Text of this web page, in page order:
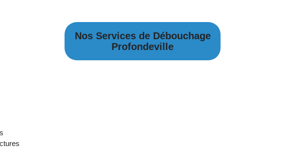
Nos Services de Débouchage
Profondeville